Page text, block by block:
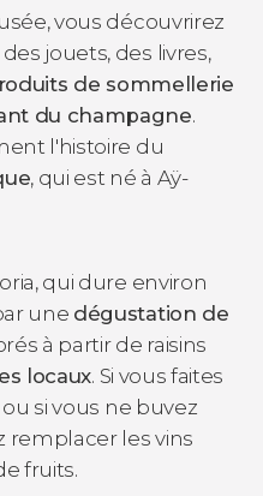
vous découvrirez
jouets, des livres,
de sommellerie
du champagne.
l'histoire du
, qui est né à Aÿ-
qui dure environ
une dégustation de
à partir de raisins
locaux. Si vous faites
si vous ne buvez
remplacer les vins
fruits.